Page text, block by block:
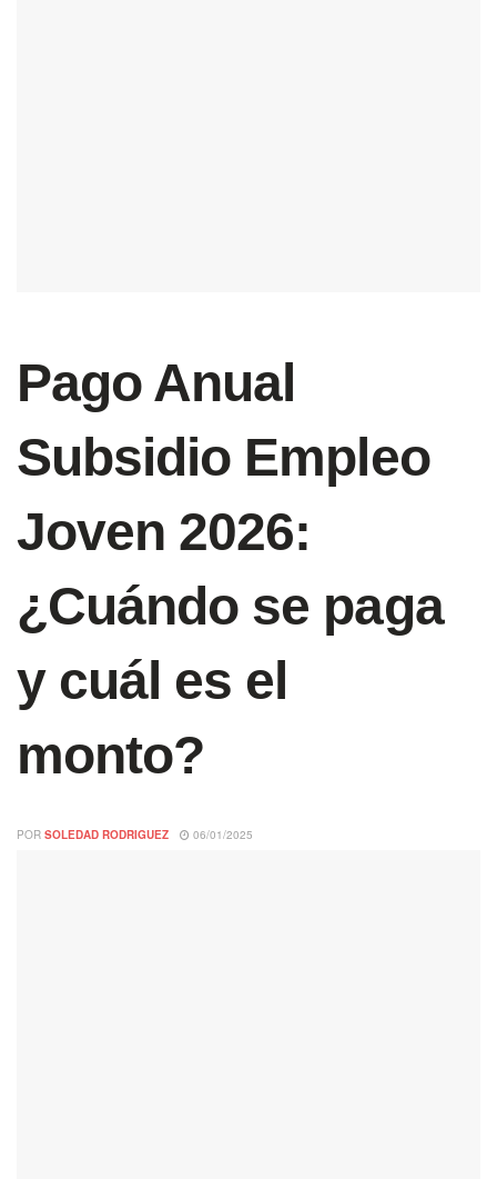
Pago Anual
Subsidio Empleo
Joven 2026:
¿Cuándo se paga
y cuál es el
monto?
POR SOLEDAD RODRIGUEZ 06/01/2025